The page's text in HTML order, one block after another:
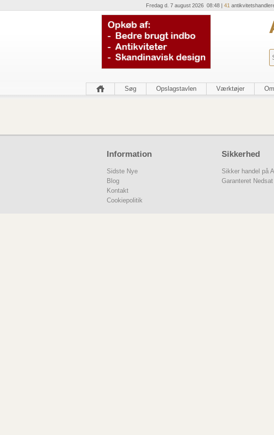
Fredag d. 7 august 2026 08:48 | 41
Søg Opslagstavlen Værktøjer
Information
Sidste Nye
Blog
Kontakt
Cookiepolitik
Sikkerhed
Sikker handel på
Garanteret Nedsat